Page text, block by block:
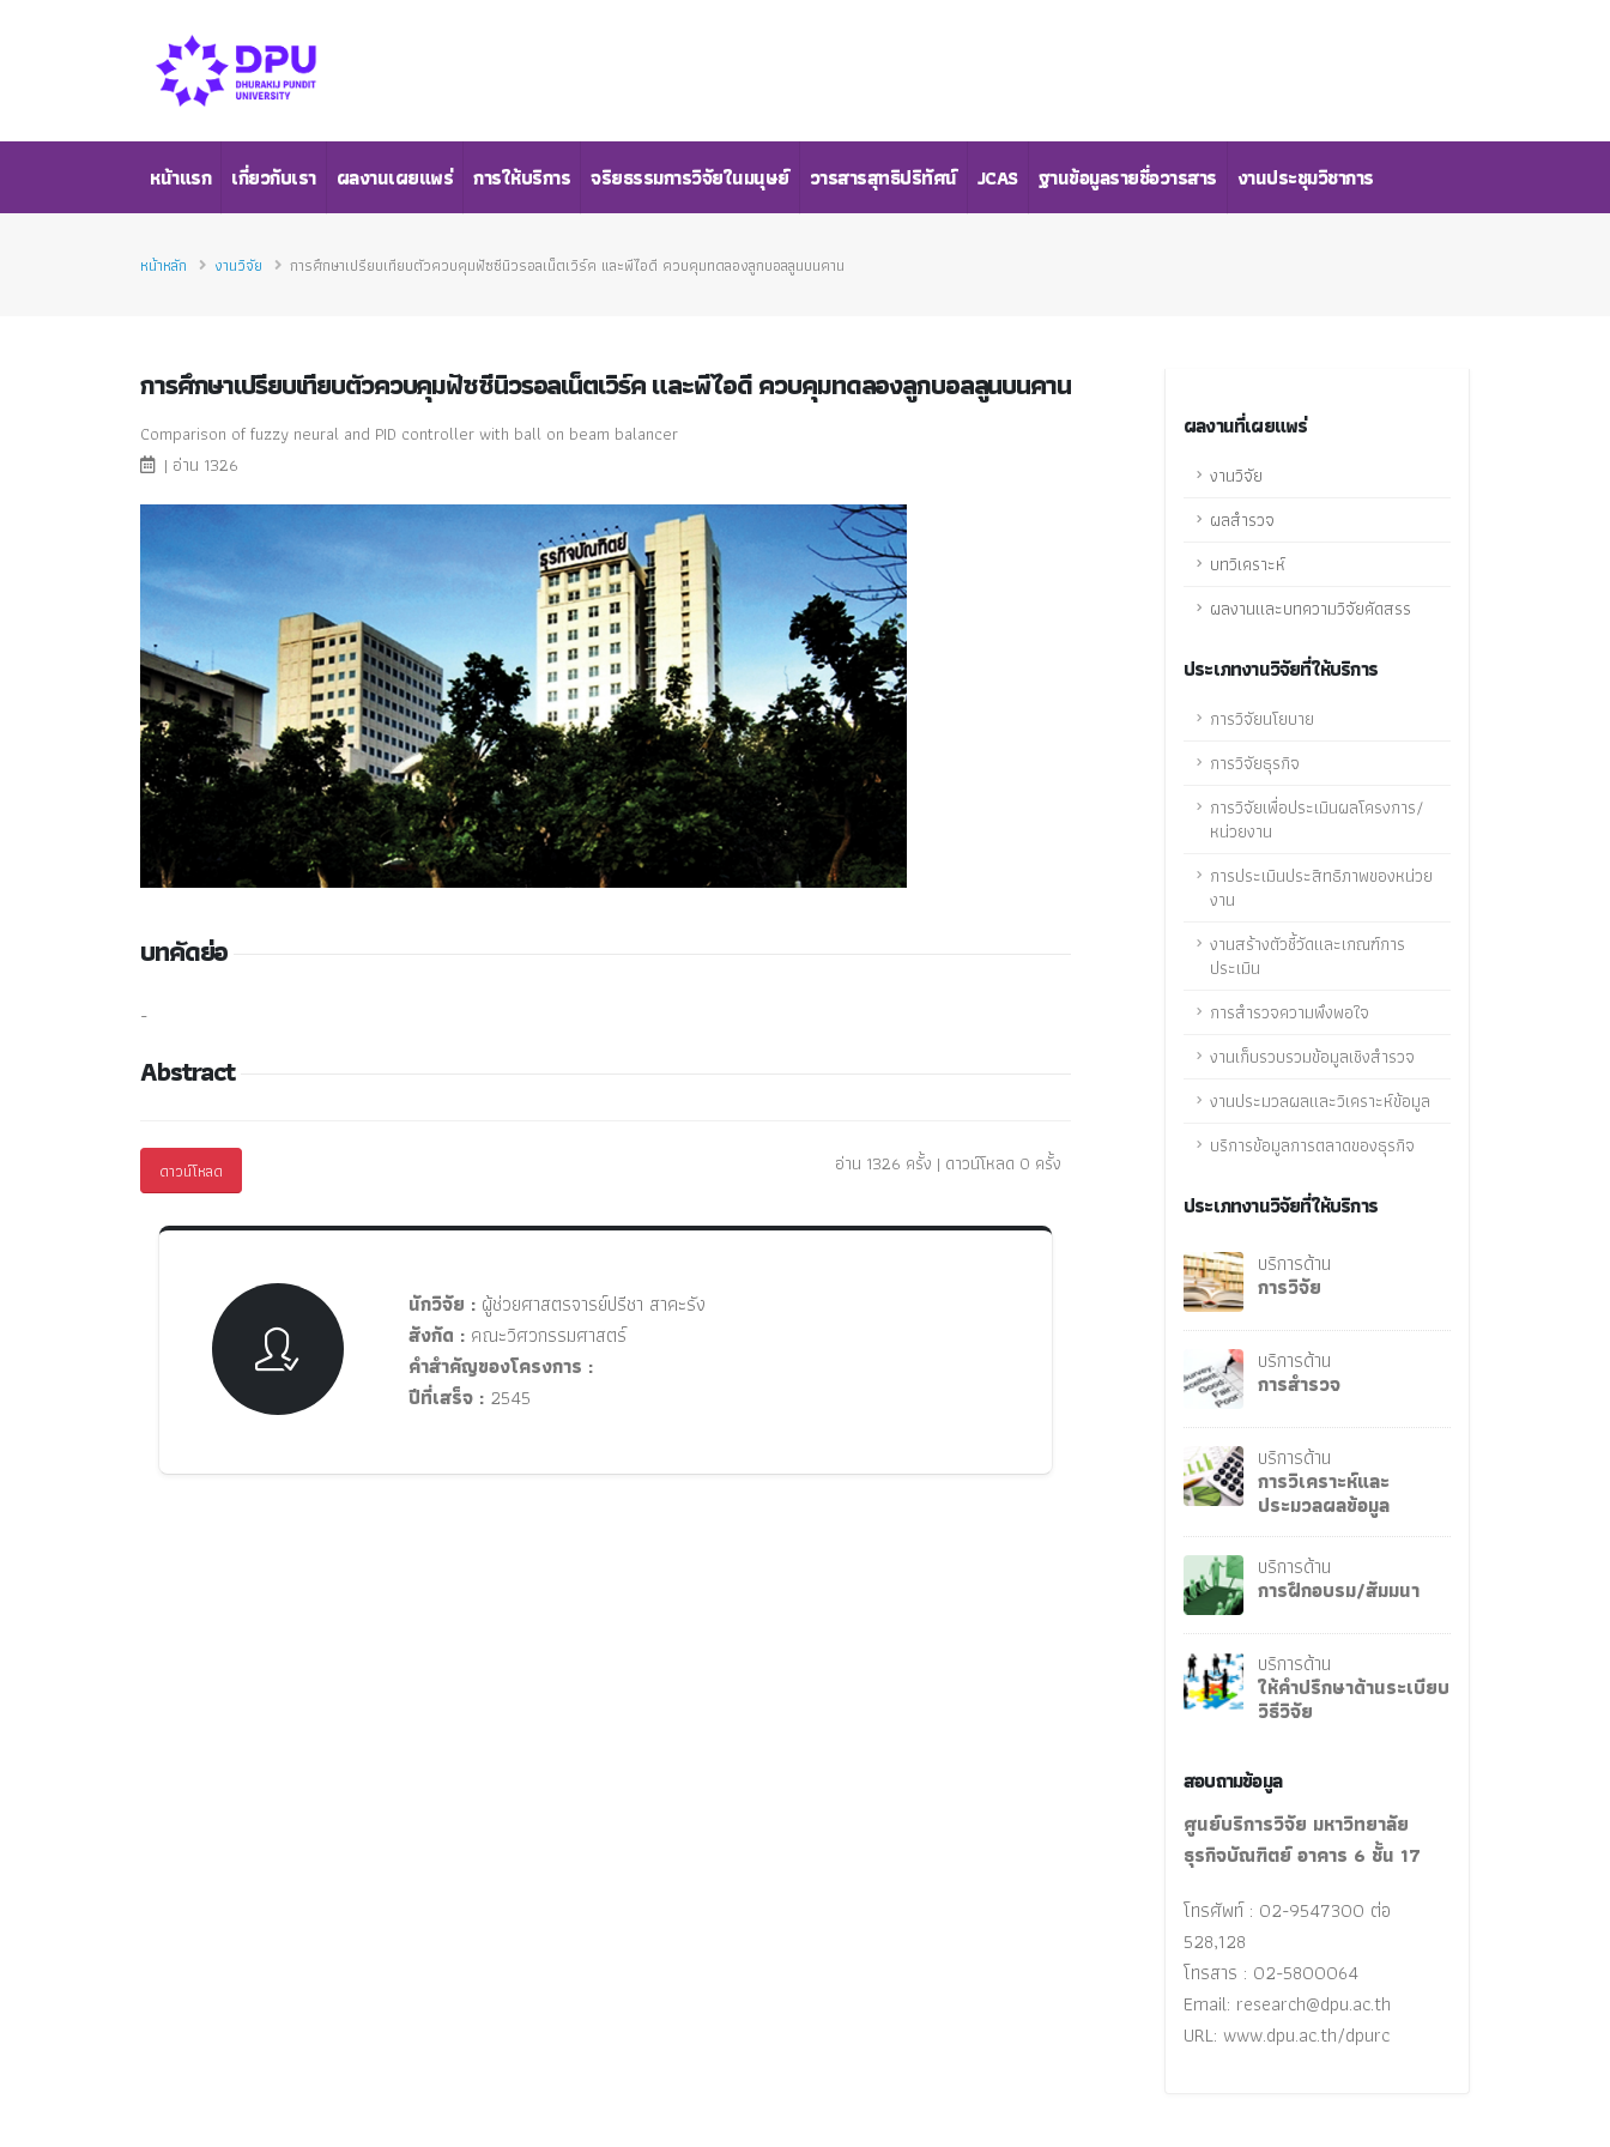
หน้าแรก เกี่ยวกับเรา ผลงานเผยแพร่ การให้บริการ จริยธรรมการวิจัยในมนุษย์ วารสารสุทธิปริทัศน์ JCAS ฐานข้อมูลรายชื่อวารสาร งานประชุมวิชาการ
หน้าหลัก งานวิจัย การศึกษาเปรียบเทียบตัวควบคุมฟัซซีนิวรอลเน็ตเวิร์ค และพีไอดี ควบคุมทดลองลูกบอลลูนบนคาน
การศึกษาเปรียบเทียบตัวควบคุมฟัซซีนิวรอลเน็ตเวิร์ค และพีไอดี ควบคุมทดลองลูกบอลลูนบนคาน
Comparison of fuzzy neural and PID controller with ball on beam balancer
| อ่าน 1326
บทคัดย่อ
-
Abstract
ดาวน์โหลด อ่าน 1326 ครั้ง | ดาวน์โหลด 0 ครั้ง
นักวิจัย : ผู้ช่วยศาสตรจารย์ปรีชา สาคะรัง
สังกัด : คณะวิศวกรรมศาสตร์
คำสำคัญของโครงการ :
ปีที่เสร็จ : 2545
ผลงานที่เผยแพร่
งานวิจัย
ผลสำรวจ
บทวิเคราะห์
ผลงานและบทความวิจัยคัดสรร
ประเภทงานวิจัยที่ให้บริการ
การวิจัยนโยบาย
การวิจัยธุรกิจ
การวิจัยเพื่อประเมินผลโครงการ/
หน่วยงาน
การประเมินประสิทธิภาพของหน่วย
งาน
งานสร้างตัวชี้วัดและเกณฑ์การ
ประเมิน
การสำรวจความพึงพอใจ
งานเก็บรวบรวมข้อมูลเชิงสำรวจ
งานประมวลผลและวิเคราะห์ข้อมูล
บริการข้อมูลการตลาดของธุรกิจ
ประเภทงานวิจัยที่ให้บริการ
บริการด้าน
การวิจัย
บริการด้าน
การสำรวจ
บริการด้าน
การวิเคราะห์และ
ประมวลผลข้อมูล
บริการด้าน
การฝึกอบรม/สัมมนา
บริการด้าน
ให้คำปรึกษาด้านระเบียบ
วิธีวิจัย
สอบถามข้อมูล
ศูนย์บริการวิจัย มหาวิทยาลัย
ธุรกิจบัณฑิตย์ อาคาร 6 ชั้น 17
โทรศัพท์ : 02-9547300 ต่อ
528,128
โทรสาร : 02-5800064
Email: research@dpu.ac.th
URL: www.dpu.ac.th/dpurc